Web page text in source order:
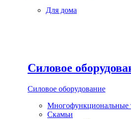
Для дома
Силовое
Силовое оборудование
Многофункциональные
Скамьи